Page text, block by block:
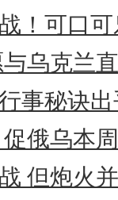
！可口
乌克兰
事秘诀
俄乌本
但炮火